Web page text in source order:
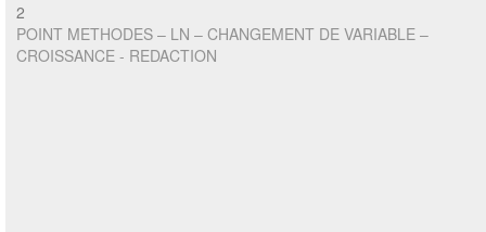
2
POINT METHODES – LN – CHANGEMENT DE VARIABLE –
CROISSANCE - REDACTION